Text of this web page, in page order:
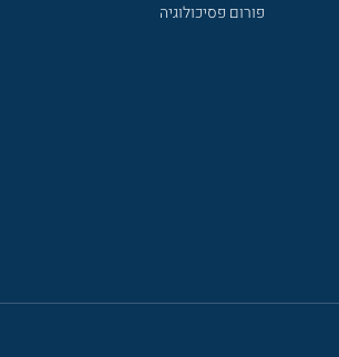
פורום פסיכולוגיה